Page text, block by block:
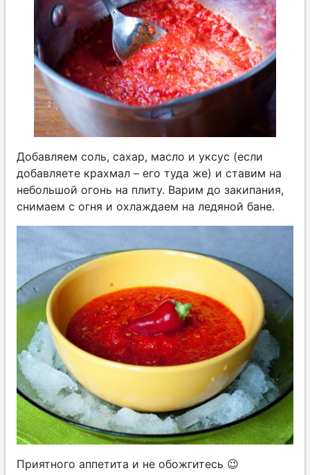
Добавляем соль, сахар, масло и уксус (если
добавляете крахмал – его туда же) и ставим на
небольшой огонь на плиту. Варим до закипания,
снимаем с огня и охлаждаем на ледяной бане.
Приятного аппетита и не обожгитесь 😉